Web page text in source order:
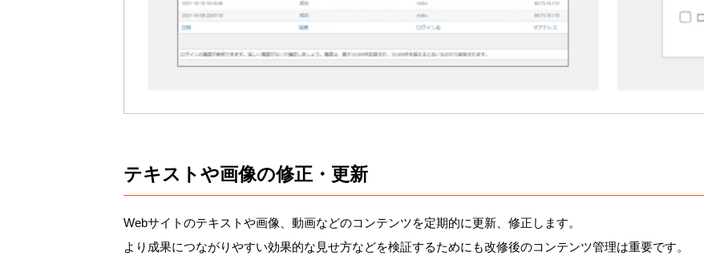
テキストや画像の修正・更新
Webサイトのテキストや画像、動画などのコンテンツを定期的に更新、修正します。
より成果につながりやすい効果的な見せ方などを検証するためにも改修後のコンテンツ管理は重要です。